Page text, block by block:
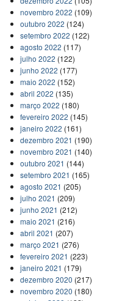
novembro 2022 (109)
outubro 2022 (124)
setembro 2022 (122)
agosto 2022 (117)
julho 2022 (122)
junho 2022 (177)
maio 2022 (152)
abril 2022 (135)
março 2022 (180)
fevereiro 2022 (145)
janeiro 2022 (161)
dezembro 2021 (190)
novembro 2021 (140)
outubro 2021 (144)
setembro 2021 (165)
agosto 2021 (205)
julho 2021 (209)
junho 2021 (212)
maio 2021 (216)
abril 2021 (207)
março 2021 (276)
fevereiro 2021 (223)
janeiro 2021 (179)
dezembro 2020 (217)
novembro 2020 (180)